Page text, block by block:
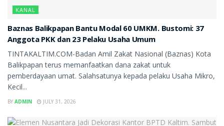
KANAL
Baznas Balikpapan Bantu Modal 60 UMKM. Bustomi: 37
Anggota PKK dan 23 Pelaku Usaha Umum
TINTAKALTIM.COM-Badan Amil Zakat Nasional (Baznas) Kota
Balikpapan terus memanfaatkan dana zakat untuk
pemberdayaan umat. Salahsatunya kepada pelaku Usaha Mikro,
Kecil...
BY ADMIN JULY 31, 2026